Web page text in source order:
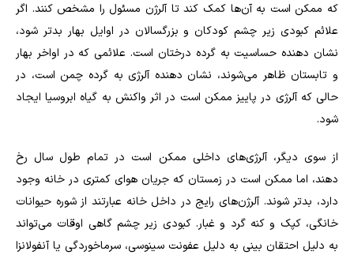
که ممکن است به آن‌ها کمک کند تا آلرژن مسئول را مشخص کنند. اگر
علائم کبودی زیر چشم کودکان و بزرگسالان در اوایل بهار بدتر شود،
نشان دهنده حساسیت به گرده درختان است. علائمی که در اواخر بهار
و تابستان ظاهر می‌شوند، نشان دهنده آلرژی به گرده چمن است، در
حالی که آلرژی در پاییز ممکن است در اثر واکنش به گیاه ابروسیا ایجاد
شود.
از سوی دیگر، آلرژی‌های داخلی ممکن است در تمام طول سال رخ
دهند، اما ممکن است در زمستان که جریان هوای کمتری در خانه وجود
دارد، بدتر شوند. آلرژن‌های رایج در داخل خانه عبارتند از شوره حیوانات
خانگی، کپک و کنه گرد و غبار. کبودی زیر چشم گاهی اوقات می‌تواند
به دلیل احتقان بینی به دلیل عفونت سینوسی، سرماخوردگی یا آنفولانزا